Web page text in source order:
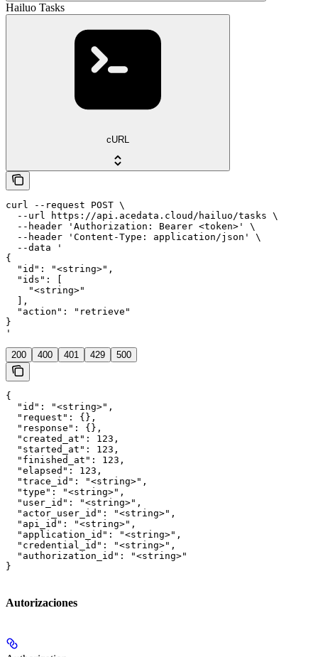
Hailuo Tasks
cURL
curl --request POST \
  --url https://api.acedata.cloud/hailuo/tasks \
  --header 'Authorization: Bearer <token>' \
  --header 'Content-Type: application/json' \
  --data '
{
  "id": "<string>",
  "ids": [
    "<string>"
  ],
  "action": "retrieve"
}
'
200 400 401 429 500
{
  "id": "<string>",
  "request": {},
  "response": {},
  "created_at": 123,
  "started_at": 123,
  "finished_at": 123,
  "elapsed": 123,
  "trace_id": "<string>",
  "type": "<string>",
  "user_id": "<string>",
  "actor_user_id": "<string>",
  "api_id": "<string>",
  "application_id": "<string>",
  "credential_id": "<string>",
  "authorization_id": "<string>"
}
Autorizaciones